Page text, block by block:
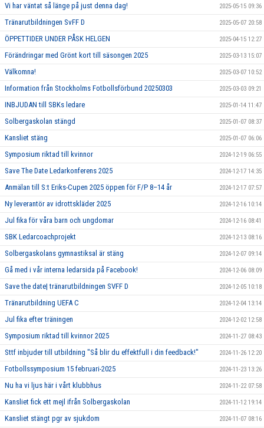
Vi har väntat så länge på just denna dag! 2025-05-15 09:36
Tränarutbildningen SvFF D 2025-05-07 20:58
ÖPPETTIDER UNDER PÅSK HELGEN 2025-04-15 12:27
Förändringar med Grönt kort till säsongen 2025 2025-03-13 15:07
Välkomna! 2025-03-07 10:52
Information från Stockholms Fotbollsförbund 20250303 2025-03-03 09:21
INBJUDAN till SBKs ledare 2025-01-14 11:47
Solbergaskolan stängd 2025-01-07 08:37
Kansliet stäng 2025-01-07 06:06
Symposium riktad till kvinnor 2024-12-19 06:55
Save The Date Ledarkonferens 2025 2024-12-17 14:35
Anmälan till S:t Eriks-Cupen 2025 öppen för F/P 8–14 år 2024-12-17 07:57
Ny leverantör av idrottskläder 2025 2024-12-16 10:14
Jul fika för våra barn och ungdomar 2024-12-16 08:41
SBK Ledarcoachprojekt 2024-12-13 08:16
Solbergaskolans gymnastiksal är stäng 2024-12-07 09:14
Gå med i vår interna ledarsida på Facebook! 2024-12-06 08:09
Save the date| tränarutbildningen SVFF D 2024-12-05 10:18
Tränarutbildning UEFA C 2024-12-04 13:14
Jul fika efter träningen 2024-12-02 12:58
Symposium riktad till kvinnor 2025 2024-11-27 08:43
Sttf inbjuder till utbildning "Så blir du effektfull i din feedback!" 2024-11-26 12:20
Fotbollssymposium 15 februari-2025 2024-11-23 13:26
Nu ha vi ljus här i vårt klubbhus 2024-11-22 07:58
Kansliet fick ett mejl ifrån Solbergaskolan 2024-11-12 19:14
Kansliet stängt pgr av sjukdom 2024-11-07 08:16